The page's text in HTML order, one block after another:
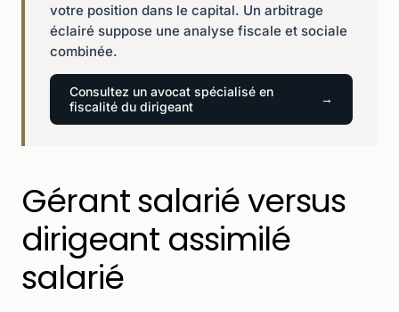
votre position dans le capital. Un arbitrage
éclairé suppose une analyse fiscale et sociale
combinée.
Consultez un avocat spécialisé en
fiscalité du dirigeant
Gérant salarié versus
dirigeant assimilé
salarié